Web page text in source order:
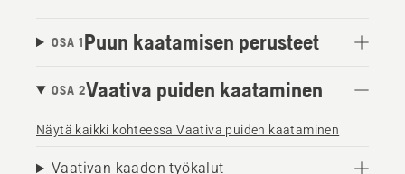
OSA 1Puun kaatamisen perusteet
OSA 2Vaativa puiden kaataminen
Näytä kaikki kohteessa Vaativa puiden kaataminen
Vaativan kaadon työkalut